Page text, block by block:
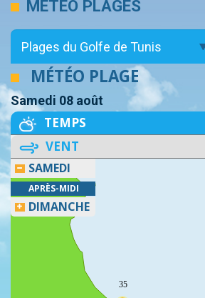
METEO PLAGES
MÉTÉO PLAGE
Samedi 08 août
TEMPS
VENT
35
SAMEDI
APRÈS-MIDI
DIMANCHE